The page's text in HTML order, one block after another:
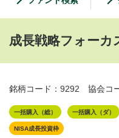
成長戦略フォーカ
銘柄コード：9292 協会コ
一括購入（総） 一括購入（ダ）
NISA成長投資枠